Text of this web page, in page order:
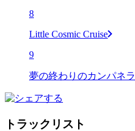
8
Little Cosmic Cruise
9
夢の終わりのカンパネラ
トラックリスト